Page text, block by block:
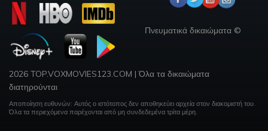
Πνευματικά δικαιώματα ©
2026 TOP.VOXMOVIES123.COM |Όλα τα δικαιώματα
διατηρούνται
Αποποίηση ευθυνών: Αυτός ο ιστότοπος δεν αποθηκεύει αρχεία στον διακομιστή του.
Όλα τα περιεχόμενα παρέχονται από μη συνδεδεμένα τρίτα μέρη.